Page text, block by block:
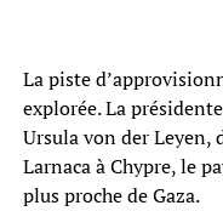
La piste
explorée. La
Ursula von der
Larnaca à Chypre, le
plus proche de Gaza.